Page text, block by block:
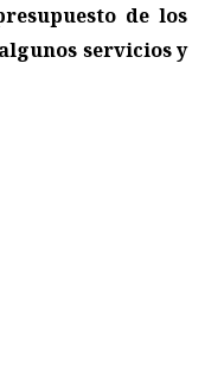
de los
servicios y